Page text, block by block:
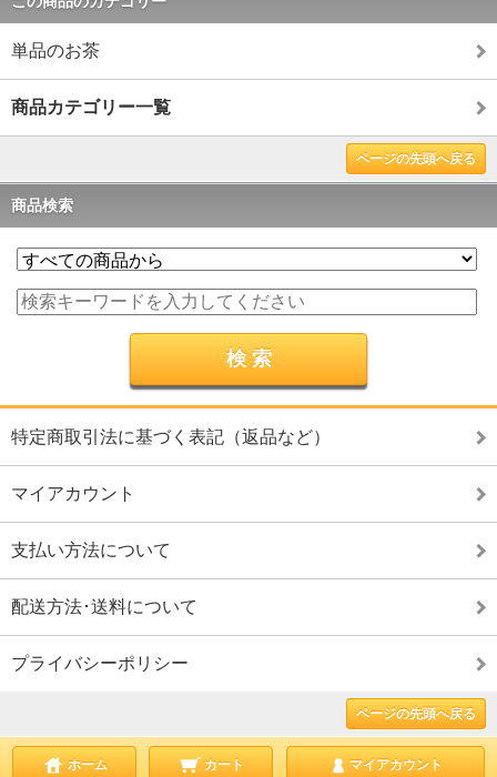
単品のお茶
商品カテゴリー一覧
ページの先頭へ戻る
商品検索
特定商取引法に基づく表記（返品など）
マイアカウント
支払い方法について
配送方法･送料について
プライバシーポリシー
ページの先頭へ戻る
ホーム カート マイアカウント